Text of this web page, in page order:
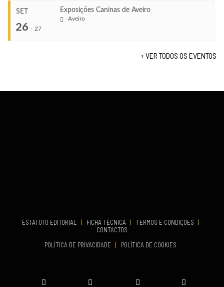
Set 12, 2026
VENUE
Set 19, 2026
SET
26 - 27
Exposições Caninas de Aveiro
Aveiro
+ VER TODOS OS EVENTOS
ESTATUTO EDITORIAL | FICHA TÉCNICA | TERMOS E CONDIÇÕES
|
CONTACTOS
POLÍTICA DE PRIVACIDADE
| POLÍTICA DE COOKIES